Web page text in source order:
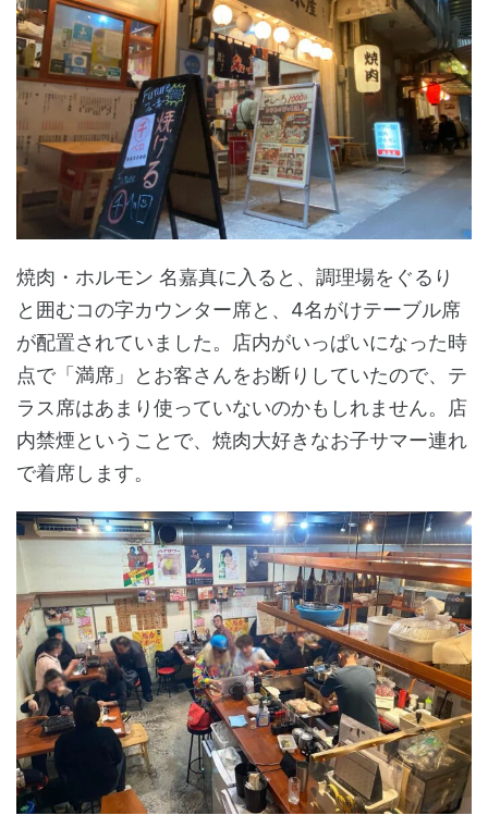
焼肉・ホルモン 名嘉真に入ると、調理場をぐるり
と囲むコの字カウンター席と、4名がけテーブル席
が配置されていました。店内がいっぱいになった時
点で「満席」とお客さんをお断りしていたので、テ
ラス席はあまり使っていないのかもしれません。店
内禁煙ということで、焼肉大好きなお子サマー連れ
で着席します。